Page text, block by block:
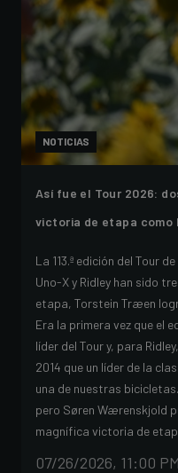
NOTICIAS
Así fue el Tour 2026:
victoria de etapa como
La 113.ª edición del Tour
Uno-X y Ridley han sido
etapa, Torstein Træen
Era la primera vez que el
líder del Tour y, para
2014 que un líder de la
una de nuestras
pero Søren Wærenskjold
magnífica victoria de
07/26/2026, 11:00 PM